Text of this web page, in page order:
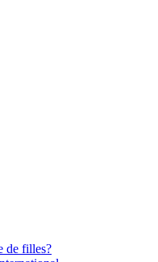
de filles?